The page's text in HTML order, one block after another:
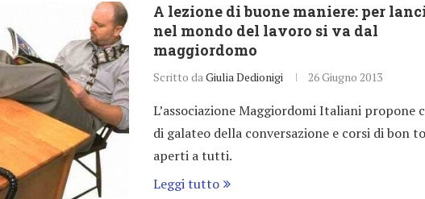
A lezione di buone maniere: per
nel mondo del lavoro si va dal
maggiordomo
Scritto daGiulia Dedionigi 26 Giugno 2013
L’associazione Maggiordomi Italiani propone
di galateo della conversazione e corsi di bon
aperti a tutti.
Leggi tutto